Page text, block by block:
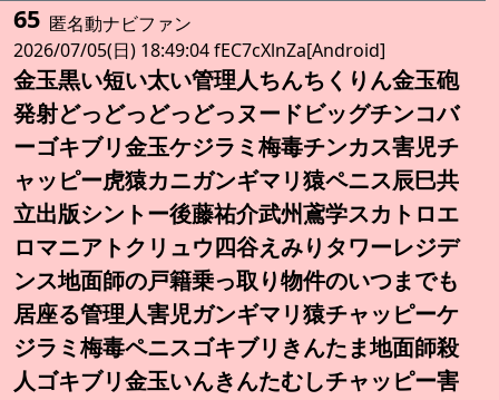
65 匿名動ナビファン
2026/07/05(日) 18:49:04 fEC7cXlnZa[Android]
金玉黒い短い太い管理人ちんちくりん金玉砲
発射どっどっどっどっヌードビッグチンコバ
ーゴキブリ金玉ケジラミ梅毒チンカス害児チ
ャッピー虎猿カニガンギマリ猿ペニス辰巳共
立出版シントー後藤祐介武州鳶学スカトロエ
ロマニアトクリュウ四谷えみりタワーレジデ
ンス地面師の戸籍乗っ取り物件のいつまでも
居座る管理人害児ガンギマリ猿チャッピーケ
ジラミ梅毒ペニスゴキブリきんたま地面師殺
人ゴキブリ金玉いんきんたむしチャッピー害